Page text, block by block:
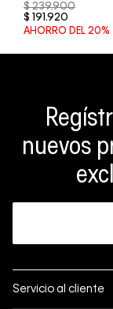
$ 239.900
$ 191 .920
AHORRO DEL 20%
nuevos
Servicio al cliente